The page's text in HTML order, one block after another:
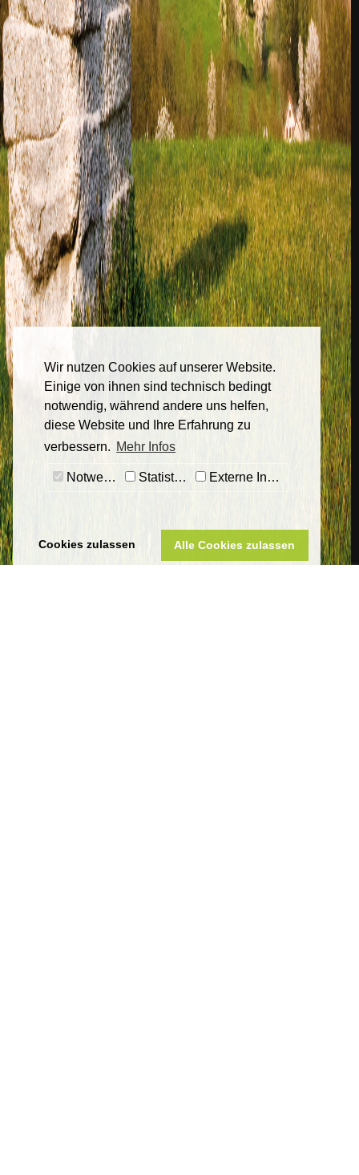
Wir nutzen Cookies auf unserer Website.
Einige von ihnen sind technisch bedingt
notwendig, während andere uns helfen,
diese Website und Ihre Erfahrung zu
verbessern. Mehr Infos
Notwendig Statistiken Externe Inhalte
Cookies zulassen Alle Cookies zulassen